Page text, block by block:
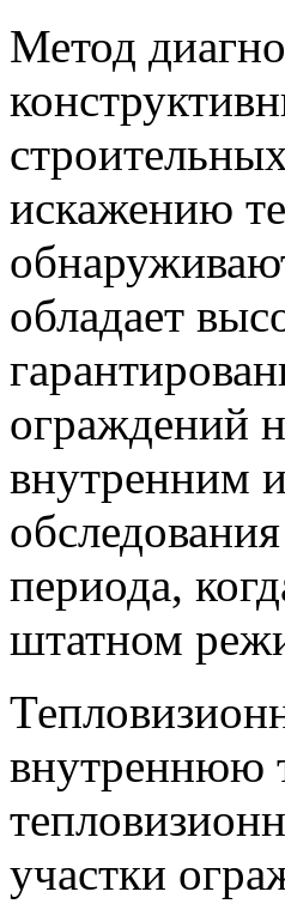
Метод
искажению
обладает
ограждений
внутренним
периода,
штатном
внутреннюю
участки